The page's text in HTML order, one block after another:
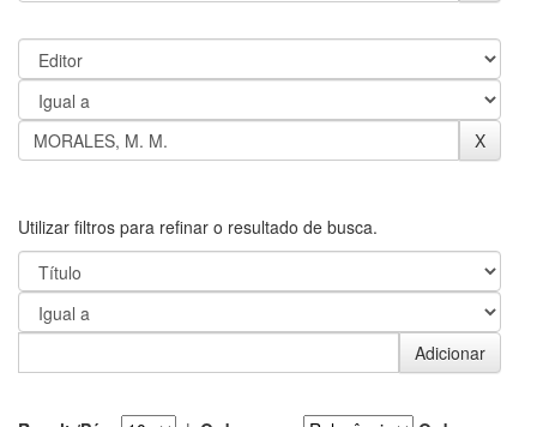
Utilizar filtros para refinar o resultado de busca.